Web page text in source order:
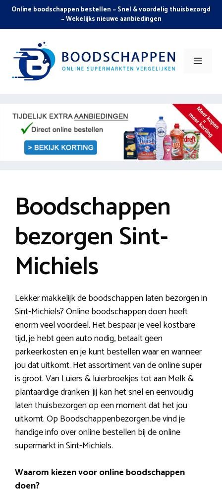
Skip
content
Online boodschappen bestellen ~ Snel & voordelig thuisbezorgd
~ Wekelijks nieuwe aanbiedingen
Menu
Boodschappen
bezorgen Sint-
Michiels
Lekker makkelijk de boodschappen laten bezorgen in
Sint-Michiels? Online boodschappen doen heeft
enorm veel voordeel. Het bespaar je veel kostbare
tijd, je hebt geen auto nodig, betaalt geen
parkeerkosten en je kunt bestellen waar en wanneer
jou dat uitkomt. Het assortiment van de online super
is groot. Van Luiers & luierbroekjes tot aan Melk &
plantaardige dranken: jij kan het snel en eenvoudig
laten thuisbezorgen op een moment dat het jou
uitkomt. Op Boodschappenbezorgen.be vind je
handige info over online bestellen bij de online
supermarkt in Sint-Michiels.
Waarom kiezen voor online boodschappen
doen?